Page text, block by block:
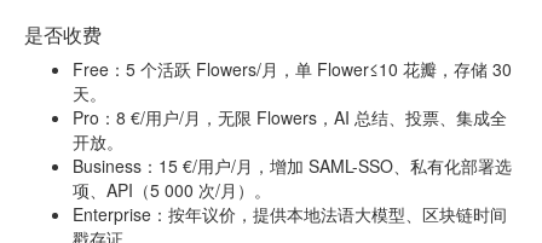
是否收费
Free：5 个活跃 Flowers/月，单 Flower≤10 花瓣，存储 30
天。
Pro：8 €/用户/月，无限 Flowers，AI 总结、投票、集成全
开放。
Business：15 €/用户/月，增加 SAML-SSO、私有化部署选
项、API（5 000 次/月）。
Enterprise：按年议价，提供本地法语大模型、区块链时间
戳存证。